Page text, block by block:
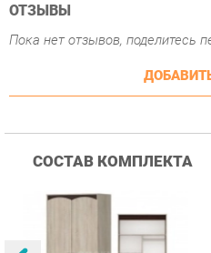
СОСТАВ КОМПЛЕКТА
Шкаф 2-х дверный
Омскмебель Ева Шк86.11шт.